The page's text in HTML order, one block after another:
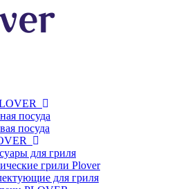
посуда
посуда
для гриля
грили Plover
для гриля